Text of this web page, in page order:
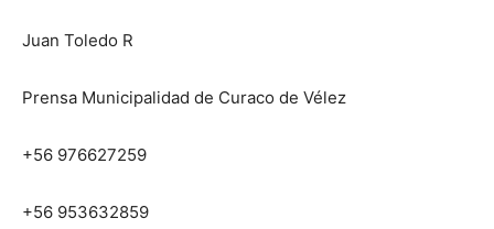
Juan Toledo R
Prensa Municipalidad de Curaco de Vélez
+56 976627259
+56 953632859